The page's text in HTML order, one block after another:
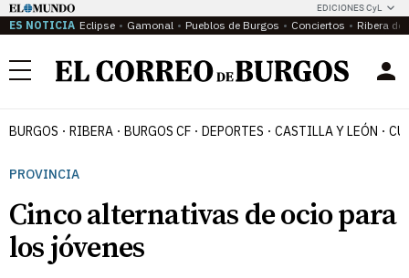
EDICIONES CyL
ES NOTICIA Eclipse Gamonal Pueblos de Burgos Conciertos Ribera del
Menú
BURGOS RIBERA BURGOS CF DEPORTES CASTILLA Y LEÓN
PROVINCIA
Cinco alternativas de ocio para
los jóvenes